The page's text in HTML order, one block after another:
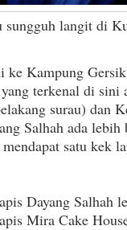
sungguh langit di
ke Kampung
terkenal di sini
surau) dan
Salhah ada
satu kek
Dayang Salhah
Mira Cake